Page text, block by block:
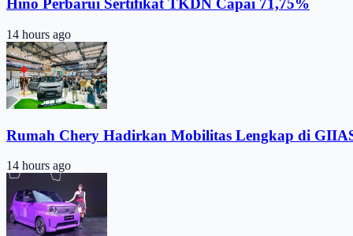
Hino Perbarui Sertifikat TKDN Capai 71,75%
14 hours ago
Rumah Chery Hadirkan Mobilitas Lengkap di
14 hours ago